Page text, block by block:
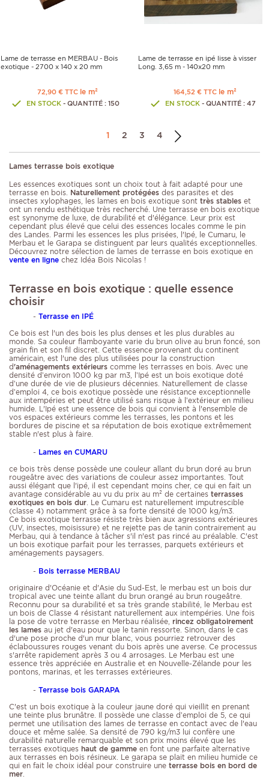
Lame de terrasse en MERBAU - Bois
exotique - 2700 x 140 x 20 mm
72,90 € TTC le m²
EN STOCK - QUANTITÉ : 150
Lame de terrasse en ipé lisse à visser
Long. 3,65 m - 140x20 mm
164,52 € TTC le m²
EN STOCK - QUANTITÉ : 47
1 2 3 4
Lames terrasse bois exotique
Les essences exotiques sont un choix tout à fait adapté pour une
terrasse en bois. Naturellement protégées des parasites et des
insectes xylophages, les lames en bois exotique sont très stables et
ont un rendu esthétique très recherché. Une terrasse en bois exotique
est synonyme de luxe, de durabilité et d'élégance. Leur prix est
cependant plus élevé que celui des essences locales comme le pin
des Landes. Parmi les essences les plus prisées, l'Ipé, le Cumaru, le
Merbau et le Garapa se distinguent par leurs qualités exceptionnelles.
Découvrez notre sélection de lames de terrasse en bois exotique en
vente en ligne chez Idéa Bois Nicolas !
Terrasse en bois exotique : quelle essence
choisir
- Terrasse en IPÉ
Ce bois est l'un des bois les plus denses et les plus durables au
monde. Sa couleur flamboyante varie du brun olive au brun foncé, son
grain fin et son fil discret. Cette essence provenant du continent
américain, est l'une des plus utilisées pour la construction
d'aménagements extérieurs comme les terrasses en bois. Avec une
densité d’environ 1000 kg par m3, l’Ipé est un bois exotique doté
d’une durée de vie de plusieurs décennies. Naturellement de classe
d’emploi 4, ce bois exotique possède une résistance exceptionnelle
aux intempéries et peut être utilisé sans risque à l’extérieur en milieu
humide. L'Ipé est une essence de bois qui convient à l'ensemble de
vos espaces extérieurs comme les terrasses, les pontons et les
bordures de piscine et sa réputation de bois exotique extrêmement
stable n'est plus à faire.
- Lames en CUMARU
ce bois très dense possède une couleur allant du brun doré au brun
rougeâtre avec des variations de couleur assez importantes. Tout
aussi élégant que l'ipé, il est cependant moins cher, ce qui en fait un
avantage considérable au vu du prix au m² de certaines terrasses
exotiques en bois dur . Le Cumaru est naturellement imputrescible
(classe 4) notamment grâce à sa forte densité de 1000 kg/m3.
Ce bois exotique terrasse résiste très bien aux agressions extérieures
(UV, insectes, moisissure) et ne rejette pas de tanin contrairement au
Merbau, qui à tendance à tâcher s'il n'est pas rincé au préalable. C'est
un bois exotique parfait pour les terrasses, parquets extérieurs et
aménagements paysagers.
- Bois terrasse MERBAU
originaire d'Océanie et d'Asie du Sud-Est, le merbau est un bois dur
tropical avec une teinte allant du brun orangé au brun rougeâtre.
Reconnu pour sa durabilité et sa très grande stabilité, le Merbau est
un bois de Classe 4 résistant naturellement aux intempéries. Une fois
la pose de votre terrasse en Merbau réalisée, rincez obligatoirement
les lames au jet d'eau pour que le tanin ressorte. Sinon, dans le cas
d'une pose proche d'un mur blanc, vous pourriez retrouver des
éclaboussures rouges venant du bois après une averse. Ce processus
s'arrête rapidement après 3 ou 4 arrosages. Le Merbau est une
essence très appréciée en Australie et en Nouvelle-Zélande pour les
pontons, marinas, et les terrasses extérieures.
- Terrasse bois GARAPA
C'est un bois exotique à la couleur jaune doré qui vieillit en prenant
une teinte plus brunâtre. Il possède une classe d’emploi de 5, ce qui
permet une utilisation des lames de terrasse en contact avec de l'eau
douce et même salée. Sa densité de 790 kg/m3 lui confère une
durabilité naturelle remarquable et son prix moins élevé que les
terrasses exotiques haut de gamme en font une parfaite alternative
aux terrasses en bois résineux. Le garapa se plait en milieu humide ce
qui en fait le choix idéal pour construire une terrasse bois en bord de
mer